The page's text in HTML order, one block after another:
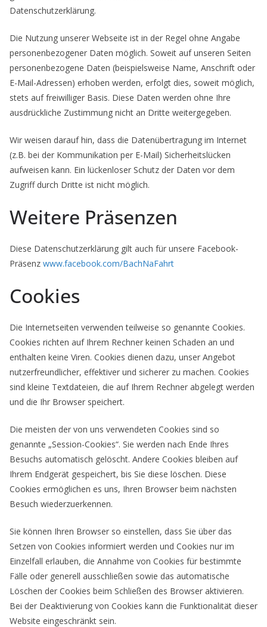
Datenschutzerklärung.
Die Nutzung unserer Webseite ist in der Regel ohne Angabe
personenbezogener Daten möglich. Soweit auf unseren Seiten
personenbezogene Daten (beispielsweise Name, Anschrift oder
E-Mail-Adressen) erhoben werden, erfolgt dies, soweit möglich,
stets auf freiwilliger Basis. Diese Daten werden ohne Ihre
ausdrückliche Zustimmung nicht an Dritte weitergegeben.
Wir weisen darauf hin, dass die Datenübertragung im Internet
(z.B. bei der Kommunikation per E-Mail) Sicherheitslücken
aufweisen kann. Ein lückenloser Schutz der Daten vor dem
Zugriff durch Dritte ist nicht möglich.
Weitere Präsenzen
Diese Datenschutzerklärung gilt auch für unsere Facebook-
Präsenz www.facebook.com/BachNaFahrt
Cookies
Die Internetseiten verwenden teilweise so genannte Cookies.
Cookies richten auf Ihrem Rechner keinen Schaden an und
enthalten keine Viren. Cookies dienen dazu, unser Angebot
nutzerfreundlicher, effektiver und sicherer zu machen. Cookies
sind kleine Textdateien, die auf Ihrem Rechner abgelegt werden
und die Ihr Browser speichert.
Die meisten der von uns verwendeten Cookies sind so
genannte „Session-Cookies“. Sie werden nach Ende Ihres
Besuchs automatisch gelöscht. Andere Cookies bleiben auf
Ihrem Endgerät gespeichert, bis Sie diese löschen. Diese
Cookies ermöglichen es uns, Ihren Browser beim nächsten
Besuch wiederzuerkennen.
Sie können Ihren Browser so einstellen, dass Sie über das
Setzen von Cookies informiert werden und Cookies nur im
Einzelfall erlauben, die Annahme von Cookies für bestimmte
Fälle oder generell ausschließen sowie das automatische
Löschen der Cookies beim Schließen des Browser aktivieren.
Bei der Deaktivierung von Cookies kann die Funktionalität dieser
Website eingeschränkt sein.